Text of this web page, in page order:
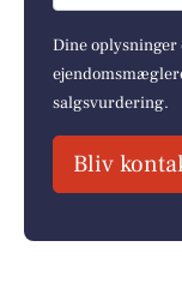
Dine oplysninger
salgsvurdering.
Bliv